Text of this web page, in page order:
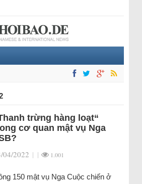
trừng hàng loạt“
cơ quan mật vụ Nga
04/2022 | | 1.001
150 mật vụ Nga Cuộc chiến ở